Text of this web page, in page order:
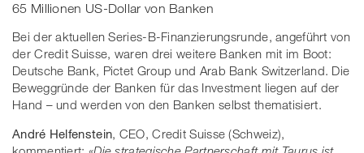
65 Millionen US-Dollar von Banken
Bei der aktuellen Series-B-Finanzierungsrunde, angeführt von
der Credit Suisse, waren drei weitere Banken mit im Boot:
Deutsche Bank, Pictet Group und Arab Bank Switzerland. Die
Beweggründe der Banken für das Investment liegen auf der
Hand – und werden von den Banken selbst thematisiert.
André Helfenstein, CEO, Credit Suisse (Schweiz),